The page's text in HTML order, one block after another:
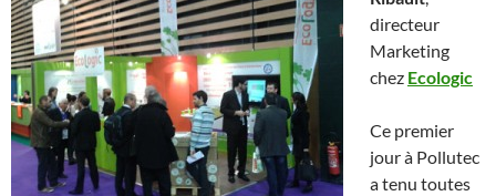
directeur
Marketing
chez Ecologic
Ce premier
jour à Pollutec
a tenu toutes